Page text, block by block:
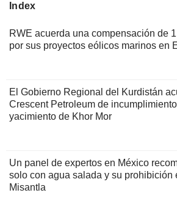
Index
RWE acuerda una compensación de
por sus proyectos eólicos marinos en
El Gobierno Regional del Kurdistán
Crescent Petroleum de
yacimiento de Khor Mor
Un panel de expertos en México
solo con agua salada y su prohibición
Misantla